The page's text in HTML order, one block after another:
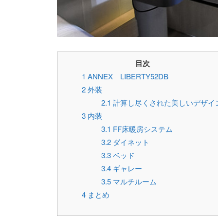
目次
1 ANNEX LIBERTY52DB
2外装
2.1 計算し尽くされた美しいデザイ
3 内装
3.1 FF床暖房システム
3.2 ダイネット
3.3ベッド
3.4 ギャレー
3.5 マルチルーム
4 まとめ